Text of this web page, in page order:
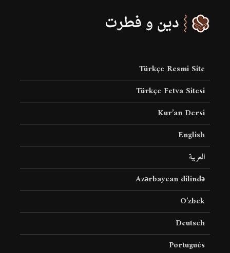
Türkçe Resmi Site
Türkçe Fetva Sitesi
Kur’an Dersi
English
العربية
Azərbaycan dilində
O’zbek
Deutsch
Português